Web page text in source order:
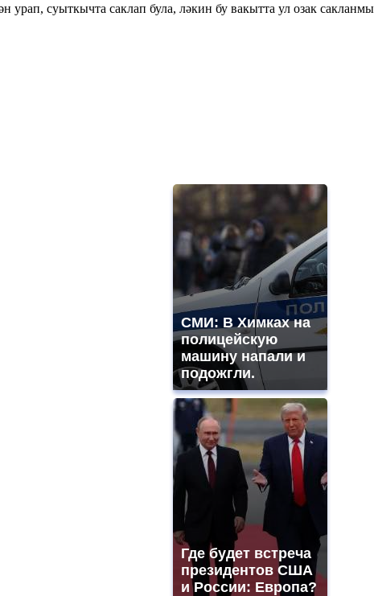
урап, суыткычта саклап була, ләкин бу вакытта ул озак
СМИ: В Химках на
полицейскую
машину напали и
подожгли.
Где будет встреча
президентов США
и России: Европа?